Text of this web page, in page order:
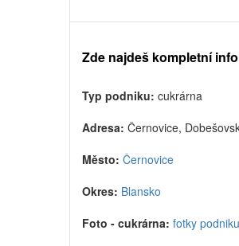
Zde najdeš kompletní
Typ podniku: cukrárna
Adresa: Černovice,
Město: Černovice
Okres: Blansko
Foto - cukrárna: fotky podniku